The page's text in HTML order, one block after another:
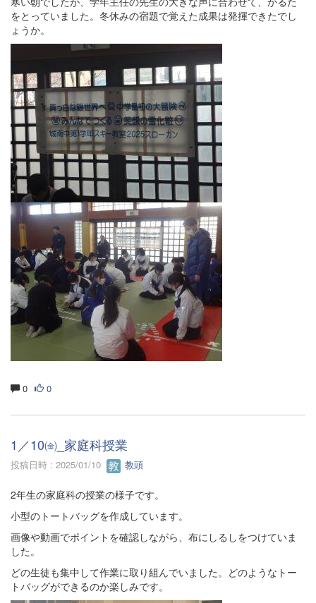
をとっていました。冬休みの宿題で覚えた成果は発揮できたでし
ょうか。
0 0
1／10㈮_家庭科授業
投稿日時 : 2025/01/10 教頭
2年生の家庭科の授業の様子です。
小型のトートバッグを作成しています。
画像や動画でポイントを確認しながら、布にしるしをつけていま
した。
どの生徒も集中して作業に取り組んでいました。どのようなトー
トバッグができるのか楽しみです。